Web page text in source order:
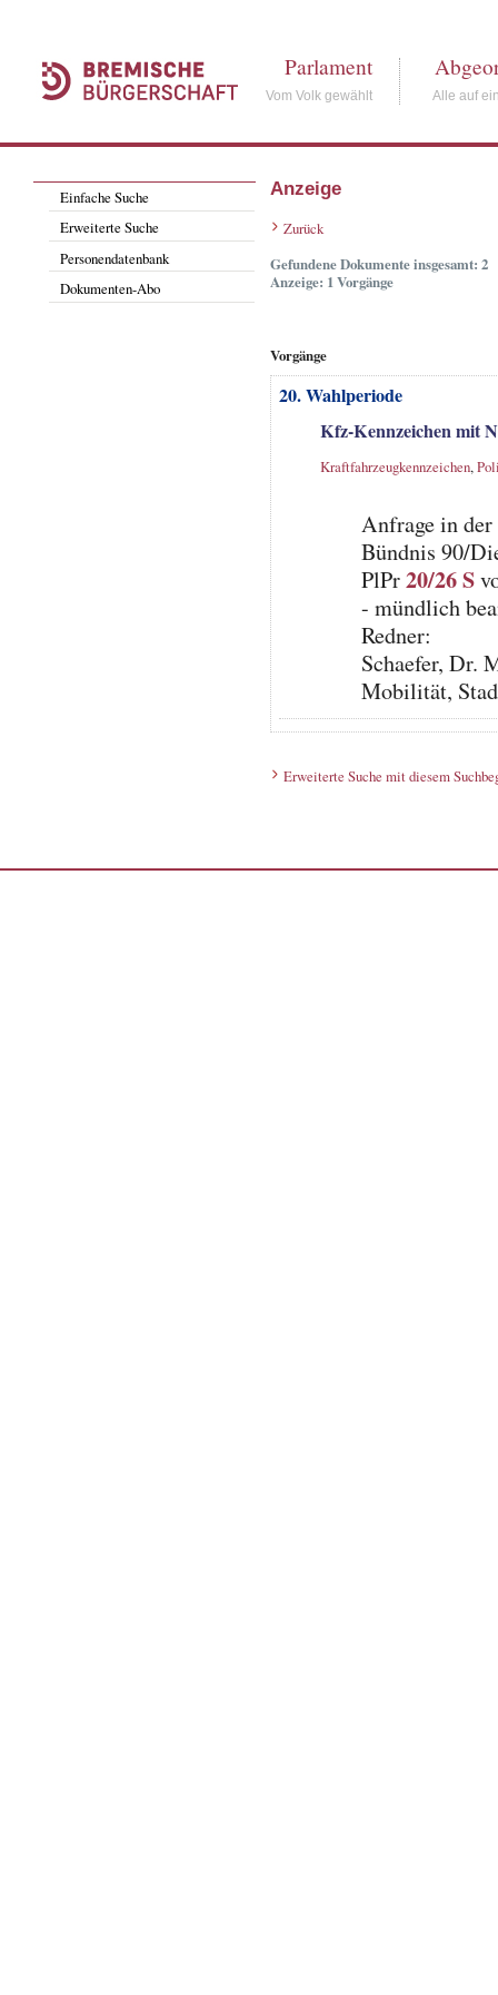
Parlament
Vom Volk gewählt Alle auf
Einfache Suche
Erweiterte Suche
Personendatenbank
Dokumenten-Abo
Anzeige
Zurück
Gefundene Dokumente insgesamt: 2
Anzeige: 1 Vorgänge
Vorgänge
20. Wahlperiode
Kfz-Kennzeichen mit
Kraftfahrzeugkennzeichen,
Anfrage in
Bündnis 90/
PlPr20/26 S
- mündlich
Redner:
Schaefer, Dr.
Mobilität,
Erweiterte Suche mit diesem